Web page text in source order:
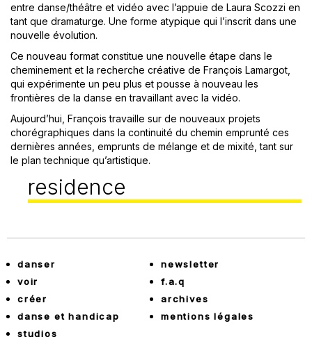
entre danse/théâtre et vidéo avec l’appuie de Laura Scozzi en
tant que dramaturge. Une forme atypique qui l’inscrit dans une
nouvelle évolution.
Ce nouveau format constitue une nouvelle étape dans le
cheminement et la recherche créative de François Lamargot,
qui expérimente un peu plus et pousse à nouveau les
frontières de la danse en travaillant avec la vidéo.
Aujourd’hui, François travaille sur de nouveaux projets
chorégraphiques dans la continuité du chemin emprunté ces
dernières années, emprunts de mélange et de mixité, tant sur
le plan technique qu’artistique.
residence
danser
voir
créer
danse et handicap
studios
newsletter
f.a.q
archives
mentions légales